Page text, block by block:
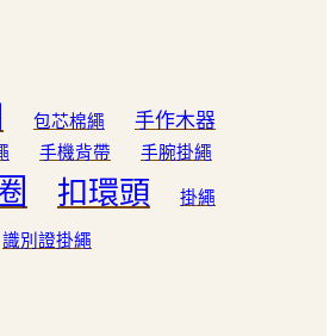
包芯棉繩 手作木器
手機背帶 手腕掛繩
扣環頭
掛繩
識別證掛繩